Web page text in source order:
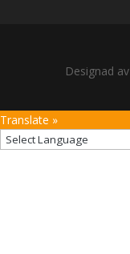
Designad av
Translate »